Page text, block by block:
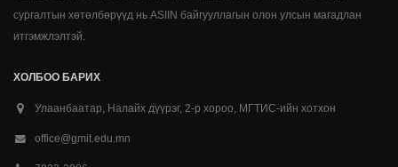
сургалтын хөтөлбөрүүд нь ASIIN байгууллагын олон улсын магадлан
итгэмжлэлтэй.
ХОЛБОО БАРИХ
Улаанбаатар, Налайх дүүрэг, 2-р хороо, МГТИС-ийн хотхон
office@gmit.edu.mn